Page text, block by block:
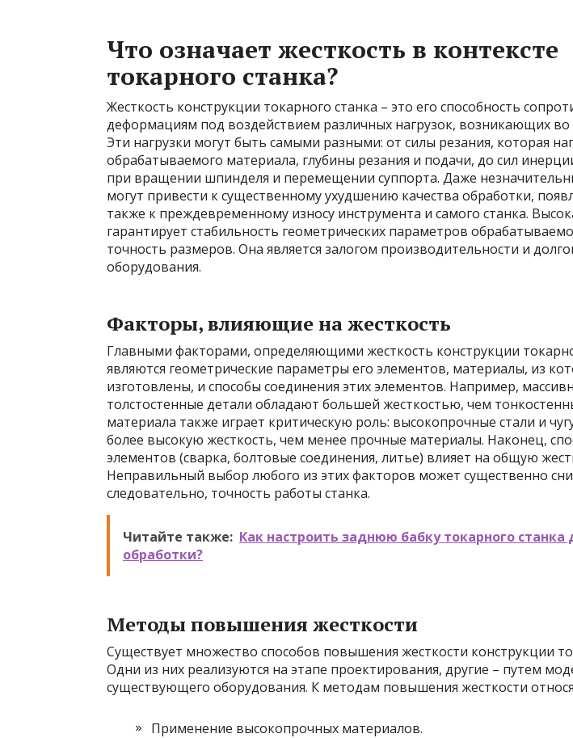
Что означает жесткость в контексте
токарного станка?
Жесткость конструкции токарного станка – это его способность
деформациям под воздействием различных нагрузок, возникающих во
Эти нагрузки могут быть самыми разными: от силы резания, которая
обрабатываемого материала, глубины резания и подачи, до сил
при вращении шпинделя и перемещении суппорта. Даже
могут привести к существенному ухудшению качества обработки,
также к преждевременному износу инструмента и самого станка.
гарантирует стабильность геометрических параметров
точность размеров. Она является залогом производительности и
оборудования.
Факторы, влияющие на жесткость
Главными факторами, определяющими жесткость конструкции
являются геометрические параметры его элементов, материалы, из
изготовлены, и способы соединения этих элементов. Например,
толстостенные детали обладают большей жесткостью, чем
материала также играет критическую роль: высокопрочные стали и
более высокую жесткость, чем менее прочные материалы. Наконец,
элементов (сварка, болтовые соединения, литье) влияет на общую
Неправильный выбор любого из этих факторов может существенно
следовательно, точность работы станка.
Читайте также: Как настроить заднюю бабку токарного станка
обработки?
Методы повышения жесткости
Существует множество способов повышения жесткости конструкции
Одни из них реализуются на этапе проектирования, другие – путем
существующего оборудования. К методам повышения жесткости
Применение высокопрочных материалов.